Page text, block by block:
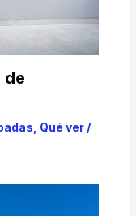
de
Qué ver/